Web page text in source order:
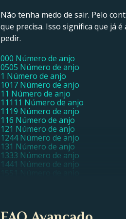
Não tenha medo de sair. Pelo
que precisa. Isso significa que já
pedir.
000 Número de anjo
0505 Número de anjo
1 Número de anjo
1017 Número de anjo
11 Número de anjo
11111 Número de anjo
1119 Número de anjo
116 Número de anjo
121 Número de anjo
1244 Número de anjo
131 Número de anjo
1333 Número de anjo
1441 Número de anjo
220 Número de anjo